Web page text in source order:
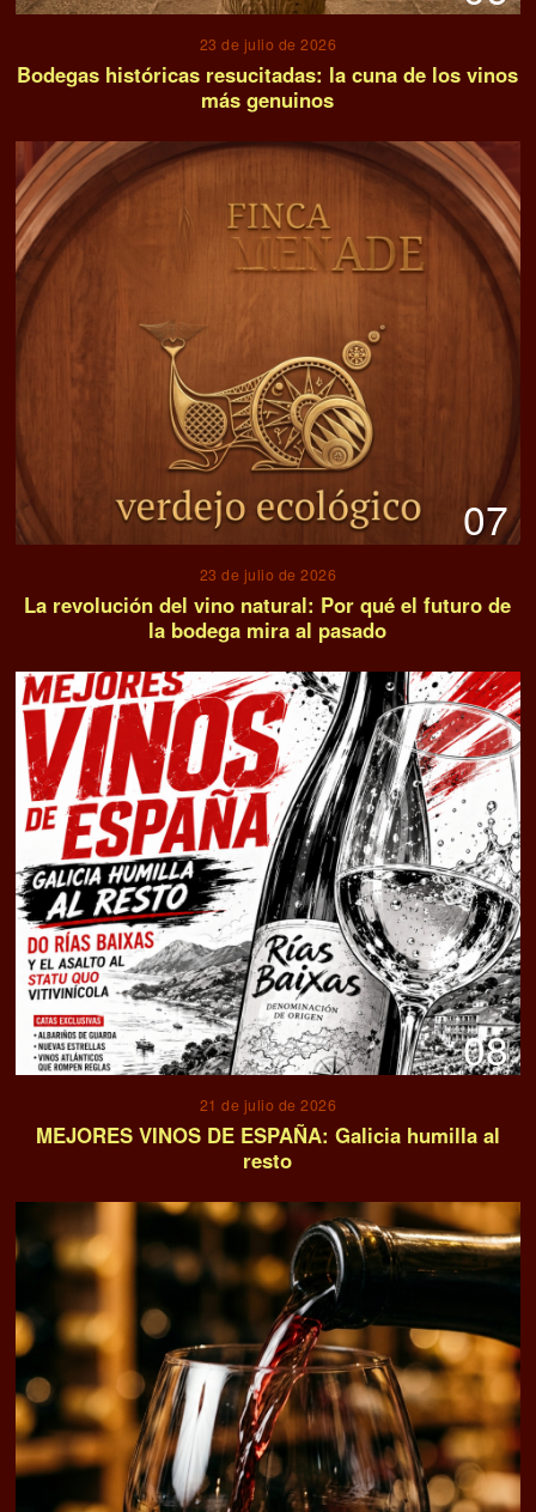
23 de julio de 2026
Bodegas históricas resucitadas: la cuna de los vinos
más genuinos
07
23 de julio de 2026
La revolución del vino natural: Por qué el futuro de
la bodega mira al pasado
08
21 de julio de 2026
MEJORES VINOS DE ESPAÑA: Galicia humilla al
resto